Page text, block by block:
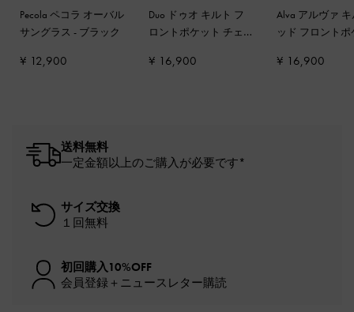
Pecola ペコラ オーバル
サングラス - ブラック
¥ 12,900
Duo ドゥオ キルト フ
ロントポケット チェ
ノワール
¥ 16,900
Alva アルヴァ
ッド フロントポ
ック
¥ 16,900
送料無料
一定金額以上のご購入が必要です*
サイズ交換
１回無料
初回購入10%OFF
会員登録＋ニュースレター購読